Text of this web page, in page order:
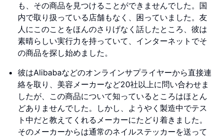
も、その商品を見つけることができませんでした。国
内で取り扱っている店舗もなく、困っていました。友
人にこのことをほんのさりげなく話したところ、彼は
素晴らしい実行力を持っていて、インターネットでそ
の商品を探し始めました。
彼はAlibabaなどのオンラインサプライヤーから直接連
絡を取り、美容メーカーなど20社以上に問い合わせま
したが、この商品について知っているところはほとん
どありませんでした。しかし、ようやく製造中でテス
ト中だと教えてくれるメーカーにたどり着きました。
そのメーカーからは通常のネイルステッカーを送って